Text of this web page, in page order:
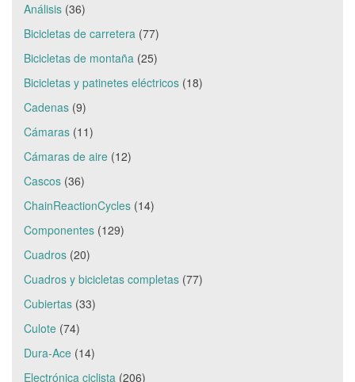
Análisis (36)
Bicicletas de carretera (77)
Bicicletas de montaña (25)
Bicicletas y patinetes eléctricos (18)
Cadenas (9)
Cámaras (11)
Cámaras de aire (12)
Cascos (36)
ChainReactionCycles (14)
Componentes (129)
Cuadros (20)
Cuadros y bicicletas completas (77)
Cubiertas (33)
Culote (74)
Dura-Ace (14)
Electrónica ciclista (206)